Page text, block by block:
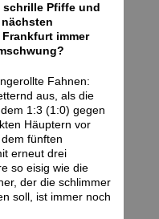
schrille Pfiffe und
immer
Fahnen:
aus, als die
1:3 (1:0) gegen
Häuptern vor
fünften
erneut drei
so eisig wie die
der die schlimmer
soll, ist immer noch